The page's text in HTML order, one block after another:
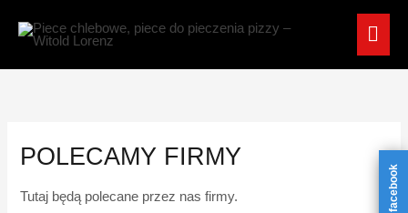
POLECAMY FIRMY
Tutaj będą polecane przez nas firmy. facebook